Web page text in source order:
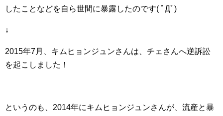
したことなどを自ら世間に暴露したのです( ﾟДﾟ)
↓
2015年7月、キムヒョンジュンさんは、チェさんへ逆訴訟
を起こしました！
というのも、2014年にキムヒョンジュンさんが、流産と暴